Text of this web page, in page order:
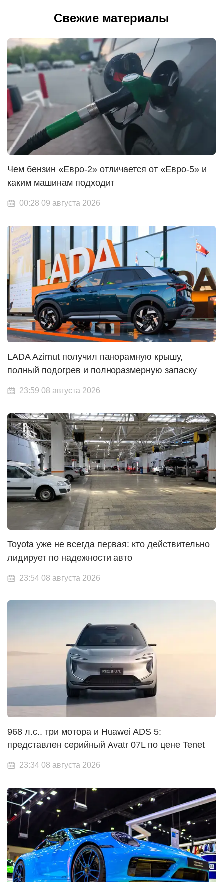
Свежие материалы
Чем бензин «Евро-2» отличается от «Евро-5» и
каким машинам подходит
00:28 09 августа 2026
LADA Azimut получил панорамную крышу,
полный подогрев и полноразмерную запаску
23:59 08 августа 2026
Toyota уже не всегда первая: кто действительно
лидирует по надежности авто
23:54 08 августа 2026
968 л.с., три мотора и Huawei ADS 5:
представлен серийный Avatr 07L по цене Tenet
23:34 08 августа 2026